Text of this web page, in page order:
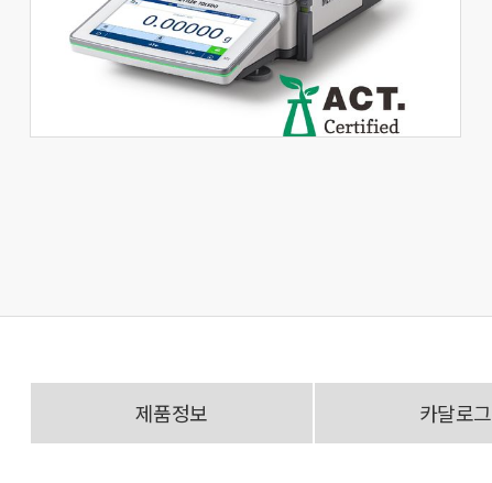
제품정보 카달로그